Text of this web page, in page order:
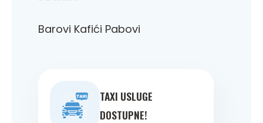
Barovi Kafići Pabovi
TAXI USLUGE
DOSTUPNE!